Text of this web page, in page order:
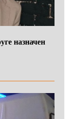
назначен